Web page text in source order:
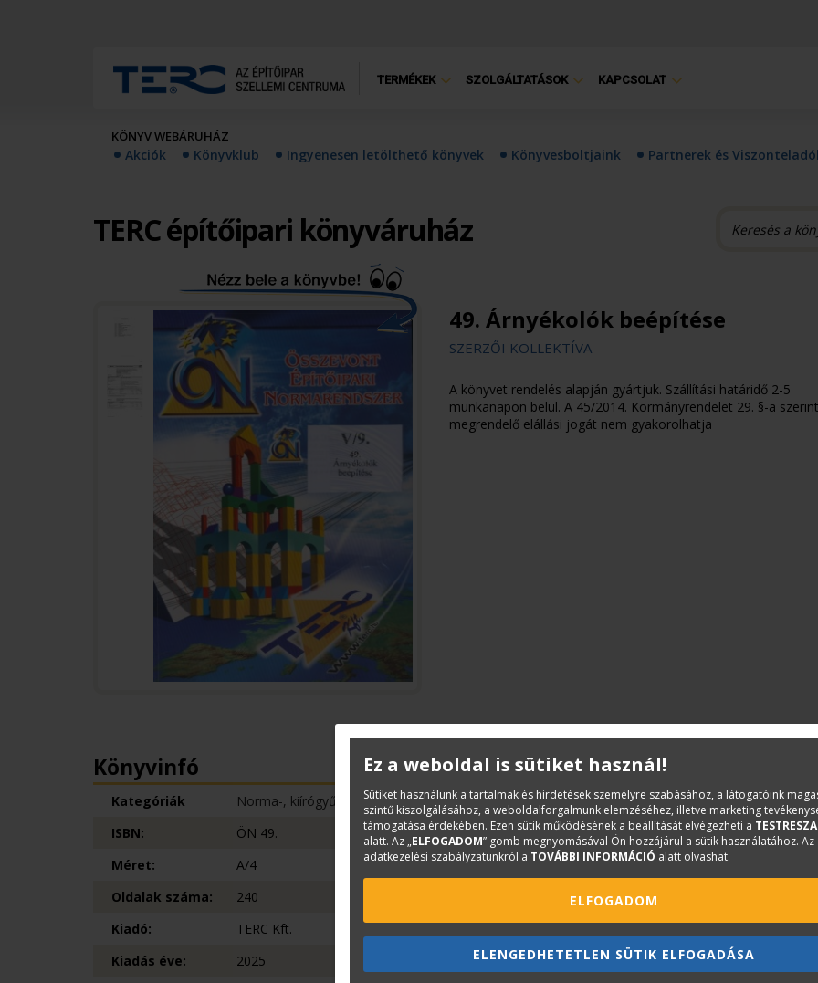
TERMÉKEK SZOLGÁLTATÁSOK KAPCSOLAT
KÖNYV WEBÁRUHÁZ
Akciók Könyvklub Ingyenesen letölthető könyvek Könyvesboltjaink Partnerek és
TERC építőipari könyváruház
49. Árnyékolók beépítése
SZERZŐI KOLLEKTÍVA
A könyvet rendelés alapján gyártjuk. Szállítási határidő 2-5
munkanapon belül. A 45/2014. Kormányrendelet 29. §-a
megrendelő elállási jogát nem gyakorolhatja
Leírás
Összevont Építőipari Normarendszer ÖN V/9.
49. Árnyékolók beépítése
Könyvinfó
Kategóriák
Norma-, kiírógyűjtemények
ISBN:
ÖN 49.
Méret:
A/4
Oldalak száma:
240
Kiadó:
TERC Kft.
Kiadás éve:
2025
Ez a weboldal is sütiket használ!
Sütiket használunk a tartalmak és hirdetések személyre szabásához, a látogatóink
szintű kiszolgálásához, a weboldalforgalmunk elemzéséhez, illetve marketing
támogatása érdekében. Ezen sütik működésének a beállítását elvégezheti a
alatt. Az „ELFOGADOM” gomb megnyomásával Ön hozzájárul a sütik használatához. Az
adatkezelési szabályzatunkról a TOVÁBBI INFORMÁCIÓ alatt olvashat.
ELFOGADOM
ELENGEDHETETLEN SÜTIK ELFOGADÁSA